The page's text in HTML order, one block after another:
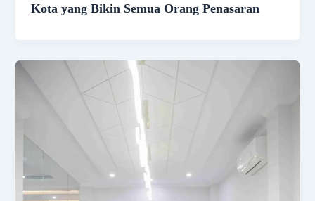
Kota yang Bikin Semua Orang Penasaran